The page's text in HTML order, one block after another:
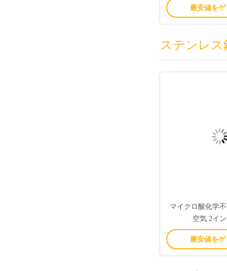
最安値を
ステンレ
マイクロ酸化学
空気 2イ
最安値を